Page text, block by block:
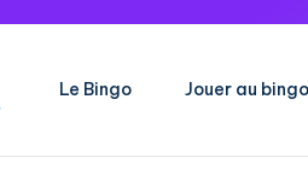
Le Bingo Jouer au bingo